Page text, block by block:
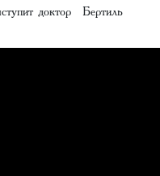
доктор Бертиль